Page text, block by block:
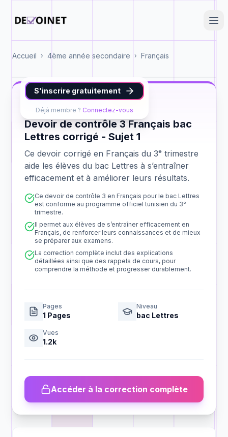
Accueil › 4ème année secondaire › Français
S'inscrire gratuitement
Déjà membre ? Connectez-vous
Français bac Lettres contrôle 3
Devoir de contrôle 3 Français bac
Lettres corrigé - Sujet 1
Ce devoir corrigé en Français du 3ᵉ trimestre
aide les élèves du bac Lettres à s’entraîner
efficacement et à améliorer leurs résultats.
Ce devoir de contrôle 3 en Français pour le bac Lettres
est conforme au programme officiel tunisien du 3ᵉ
trimestre.
Il permet aux élèves de s’entraîner efficacement en
Français, de renforcer leurs connaissances et de mieux
se préparer aux examens.
La correction complète inclut des explications
détaillées ainsi que des rappels de cours, pour
comprendre la méthode et progresser durablement.
Pages
1 Pages
Niveau
bac Lettres
Vues
1.2k
Accéder à la correction complète